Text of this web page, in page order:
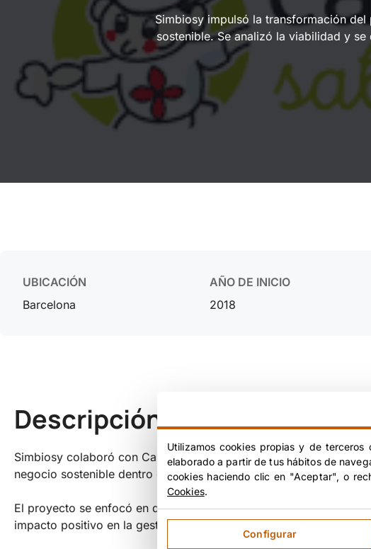
Simbiosy impulsó la transformación del
sostenible. Se analizó la viabilidad y
UBICACIÓN
Barcelona
AÑO DE INICIO
2018
Descripción del proyecto
Simbiosy colaboró con Campos Estela para analizar la viabilidad
negocio sostenible dentro del sector de residuos en Barcelona.
El proyecto se enfocó en definir una estrategia de
impacto positivo en la gestión de residuos. El resultado fue un
Utilizamos cookies propias y de
elaborado a partir de tus hábitos de
cookies haciendo clic en "Aceptar", o
Cookies.
Configurar